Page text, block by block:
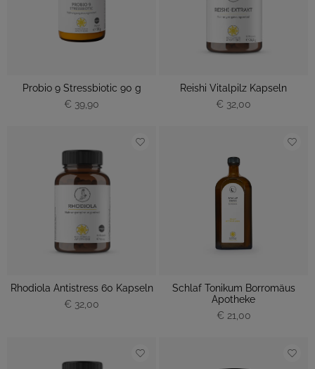
Probio 9 Stressbiotic 90 g
€ 39,90
Reishi Vitalpilz Kapseln
€ 32,00
Rhodiola Antistress 60 Kapseln
€ 32,00
Schlaf Tonikum Borromäus
Apotheke
€ 21,00